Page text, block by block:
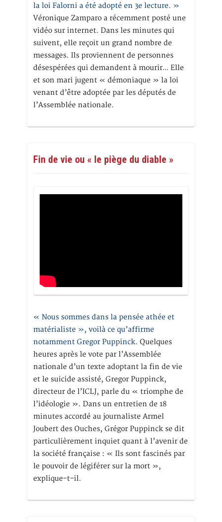
la loi Falorni a été adopté en 3e lecture. »
Véronique Zamparo a récemment posté une
vidéo sur internet. Dans les minutes qui
suivent, elle reçoit un grand nombre de
messages. Ils proviennent de personnes
désespérées qui demandent à mourir… Elle
et son mari jugent « démoniaque » la loi
venant d’être adoptée par les députés de
l’Assemblée nationale.
Fin de vie ou « le piège du diable »
« Nous sommes dans la pensée athée et
matérialiste », voilà ce qu’affirme
notamment Gregor Puppinck. Quelques
heures après le vote par l’Assemblée
nationale d’un texte adoptant la fin de vie
et le suicide assisté, Gregor Puppinck,
directeur de l’ICLJ, parle du « triomphe de
l’idéologie ». Dans un entretien de 18
minutes accordé au journaliste Armel
Joubert des Ouches, Grégor Puppinck se dit
particulièrement inquiet quant à l’avenir de
la société française : « Ils sont fascinés par
le pouvoir de légiférer sur la mort »,
explique-t-il.